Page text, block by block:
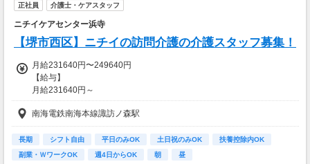
一部支給
正社員 介護士・ケアスタッフ
ニチイケアセンター浜寺
【堺市西区】ニチイの訪問介護の介護スタッフ募集！
月給231640円〜249640円
【給与】
月給231640円～
◆試用期間
有資格者：3ヶ月/雇用形態変更なし/給与変更なし
無資格者：3ヶ月/雇用形態変更なし/給与変更なし
南海電鉄南海本線諏訪ノ森駅
長期 シフト自由 平日のみOK 土日祝のみOK
扶養控除内OK
副業・ＷワークOK
週4日からOK 朝 昼